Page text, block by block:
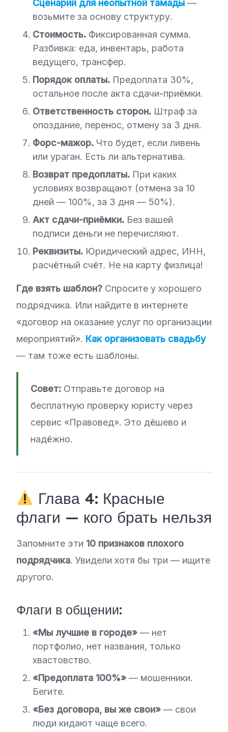
Сценарий для неопытной тамады —
возьмите за основу структуру.
Стоимость. Фиксированная сумма.
Разбивка: еда, инвентарь, работа
ведущего, трансфер.
Порядок оплаты. Предоплата 30%,
остальное после акта сдачи-приёмки.
Ответственность сторон. Штраф за
опоздание, перенос, отмену за 3 дня.
Форс-мажор. Что будет, если ливень
или ураган. Есть ли альтернатива.
Возврат предоплаты. При каких
условиях возвращают (отмена за 10
дней — 100%, за 3 дня — 50%).
Акт сдачи-приёмки. Без вашей
подписи деньги не перечисляют.
Реквизиты. Юридический адрес, ИНН,
расчётный счёт. Не на карту физлица!
Где взять шаблон? Спросите у хорошего
подрядчика. Или найдите в интернете
«договор на оказание услуг по организации
мероприятий». Как организовать свадьбу
— там тоже есть шаблоны.
Совет: Отправьте договор на
бесплатную проверку юристу через
сервис «Правовед». Это дёшево и
надёжно.
Глава 4: Красные
флаги — кого брать нельзя
Запомните эти 10 признаков плохого
подрядчика. Увидели хотя бы три — ищите
другого.
Флаги в общении:
«Мы лучшие в городе» — нет
портфолио, нет названия, только
хвастовство.
«Предоплата 100%» — мошенники.
Бегите.
«Без договора, вы же свои» — свои
люди кидают чаще всего.